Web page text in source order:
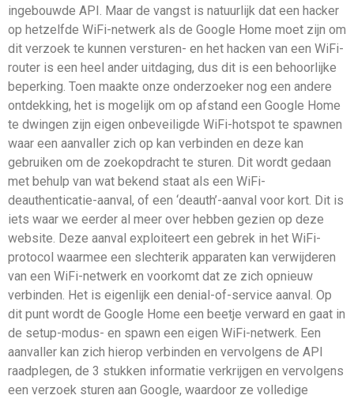
ingebouwde API. Maar de vangst is natuurlijk dat een hacker
op hetzelfde WiFi-netwerk als de Google Home moet zijn om
dit verzoek te kunnen versturen- en het hacken van een WiFi-
router is een heel ander uitdaging, dus dit is een behoorlijke
beperking. Toen maakte onze onderzoeker nog een andere
ontdekking, het is mogelijk om op afstand een Google Home
te dwingen zijn eigen onbeveiligde WiFi-hotspot te spawnen
waar een aanvaller zich op kan verbinden en deze kan
gebruiken om de zoekopdracht te sturen. Dit wordt gedaan
met behulp van wat bekend staat als een WiFi-
deauthenticatie-aanval, of een ‘deauth’-aanval voor kort. Dit is
iets waar we eerder al meer over hebben gezien op deze
website. Deze aanval exploiteert een gebrek in het WiFi-
protocol waarmee een slechterik apparaten kan verwijderen
van een WiFi-netwerk en voorkomt dat ze zich opnieuw
verbinden. Het is eigenlijk een denial-of-service aanval. Op
dit punt wordt de Google Home een beetje verward en gaat in
de setup-modus- en spawn een eigen WiFi-netwerk. Een
aanvaller kan zich hierop verbinden en vervolgens de API
raadplegen, de 3 stukken informatie verkrijgen en vervolgens
een verzoek sturen aan Google, waardoor ze volledige